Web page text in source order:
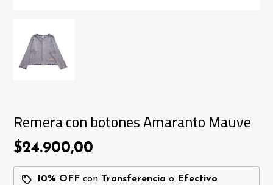
Remera con botones Amaranto Mauve
$24.900,00
10% OFF con Transferencia o Efectivo